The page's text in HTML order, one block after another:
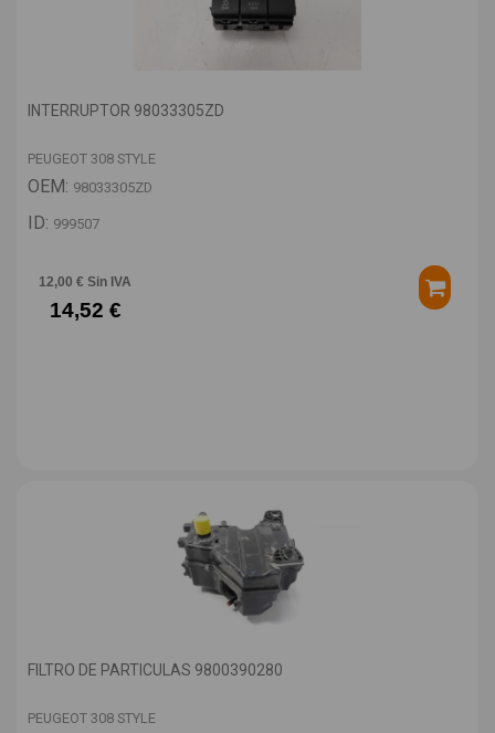
INTERRUPTOR 98033305ZD
PEUGEOT 308 STYLE
OEM: 98033305ZD
ID: 999507
12,00 € Sin IVA
14,52 €
FILTRO DE PARTICULAS 9800390280
PEUGEOT 308 STYLE